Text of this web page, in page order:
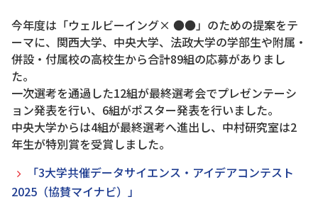
今年度は「ウェルビーイング× ●●」のための提案をテ
ーマに、関西大学、中央大学、法政大学の学部生や附属・
併設・付属校の高校生から合計89組の応募がありまし
た。
一次選考を通過した12組が最終選考会でプレゼンテーシ
ョン発表を行い、6組がポスター発表を行いました。
中央大学からは4組が最終選考へ進出し、中村研究室は2
年生が特別賞を受賞しました。
「3大学共催データサイエンス・アイデアコンテスト
2025（協賛マイナビ）」